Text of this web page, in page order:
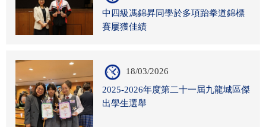
中四級馮錦昇同學於多項跆拳道錦標
賽屢獲佳績
18/03/2026
2025-2026年度第二十一屆九龍城區傑
出學生選舉